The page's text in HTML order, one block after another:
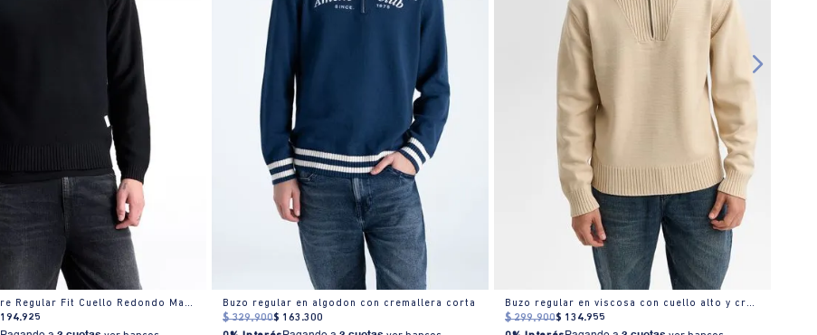
Buzo Hombre Regular Fit Cuello Redondo Manga Larga Algodón
194.925
Buzo regular en algodon con cremallera corta
$ 329.900$ 163 .300
Buzo regular en viscosa con cuello alto y cremallera
$ 299.900$ 134.955